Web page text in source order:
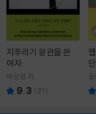
지푸라기 왕관을 쓴
여자
박상영 저
9.3 ( 21 )